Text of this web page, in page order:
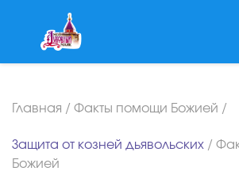
Главная / Факты помощи Божией /
Защита от козней дьявольских /
Божией